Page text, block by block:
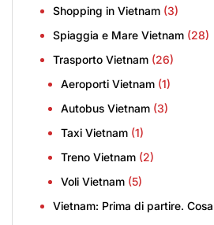
Shopping in Vietnam (3)
Spiaggia e Mare Vietnam (28)
Trasporto Vietnam (26)
Aeroporti Vietnam (1)
Autobus Vietnam (3)
Taxi Vietnam (1)
Treno Vietnam (2)
Voli Vietnam (5)
Vietnam: Prima di partire.